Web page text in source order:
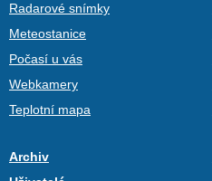
Radarové snímky
Meteostanice
Počasí u vás
Webkamery
Teplotní mapa
Archiv